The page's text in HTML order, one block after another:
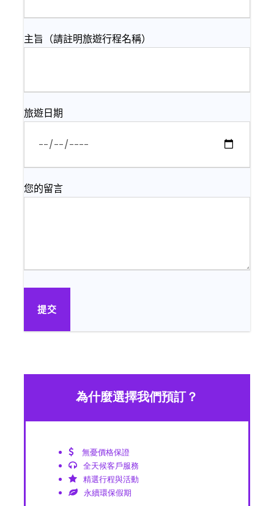
主旨（請註明旅遊行程名稱）
旅遊日期
您的留言
為什麼選擇我們預訂？
無憂價格保證
全天候客戶服務
精選行程與活動
永續環保假期